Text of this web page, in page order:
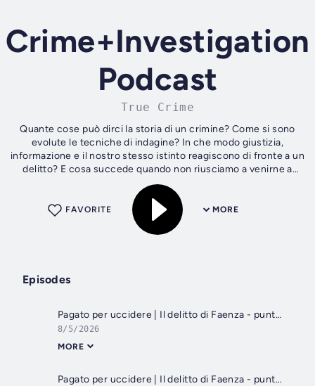
Crime+Investigation
Podcast
True Crime
Quante cose può dirci la storia di un crimine? Come si sono
evolute le tecniche di indagine? In che modo giustizia,
informazione e il nostro stesso istinto reagiscono di fronte a un
delitto? E cosa succede quando non riusciamo a venirne a
capo?...
MORE
FAVORITE
Episodes
Pagato per uccidere | Il delitto di Faenza - puntata 2/2
8/5/2026
MORE
Pagato per uccidere | Il delitto di Faenza - puntata 1/2